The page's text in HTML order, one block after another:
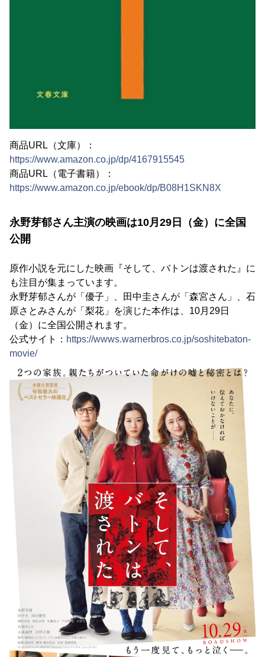
商品URL（文庫）：
https://www.amazon.co.jp/dp/4167915545
商品URL（電子書籍）：
https://www.amazon.co.jp/ebook/dp/B08H1SKN8X
永野芽郁さん主演の映画は10月29日（金）に全国
公開
原作小説を元にした映画『そして、バトンは渡された』に
も注目が集まっています。
永野芽郁さんが「優子」、田中圭さんが「森宮さん」、石
原さとみさんが「梨花」を演じた本作は、10月29日
（金）に全国公開されます。
公式サイト： https://wwws.warnerbros.co.jp/soshitebaton-
movie/